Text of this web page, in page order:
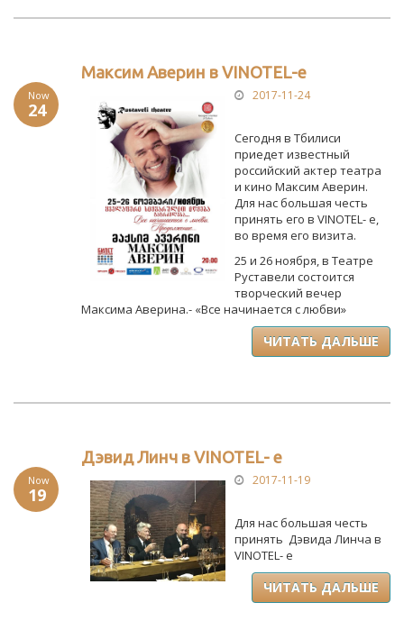
Now
24
Максим Аверин в VINOTEL-е
2017-11-24
Cегодня в Тбилиси
приедет известный
российский актер театра
и кино Максим Аверин.
Для нас большая честь
принять его в VINOTEL- е,
во время его визита.
25 и 26 ноября, в Театре
Руставели состоится
творческий вечер
Максима Аверина.- «Все начинается с любви»
ЧИТАТЬ ДАЛЬШЕ
Now
19
Дэвид Линч в VINOTEL- е
2017-11-19
Для нас большая честь
принять Дэвида Линча в
VINOTEL- е
ЧИТАТЬ ДАЛЬШЕ